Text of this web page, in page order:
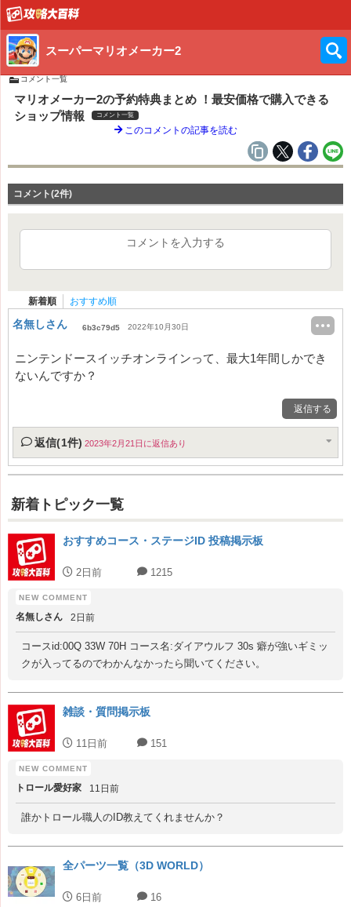
スーパーマリオメーカー2
コメント一覧
マリオメーカー2の予約特典まとめ ！最安価格で購入できる
ショップ情報
コメント一覧
このコメントの記事を読む
コメント(2件)
コメントを入力する
新着順 おすすめ順
名無しさん 6b3c79d5 2022年10月30日
ニンテンドースイッチオンラインって、最大1年間しかでき
ないんですか？
返信する
返信(1件) 2023年2月21日に返信あり
新着トピック一覧
おすすめコース・ステージID 投稿掲示板
2日前 1215
名無しさん 2日前
コースid:00Q 33W 70H コース名:ダイアウルフ 30s 癖が強いギミッ
クが入ってるのでわかんなかったら聞いてください。
雑談・質問掲示板
11日前 151
トロール愛好家 11日前
誰かトロール職人のID教えてくれませんか？
全パーツ一覧（3D WORLD）
6日前 16